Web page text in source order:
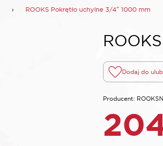
› ROOKS Pokrętło uchylne 3/4″ 1000 mm
Dodaj do
Producent: ROOKS